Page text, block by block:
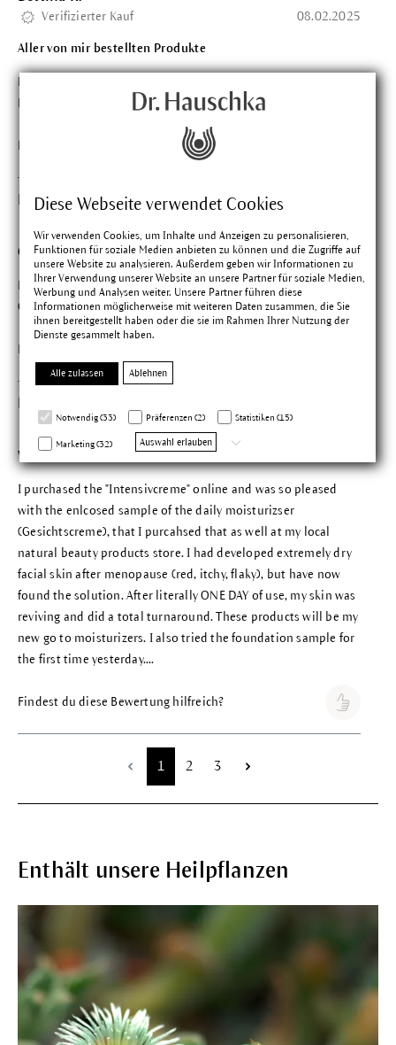
Diese Webseite verwendet Cookies
Wir verwenden Cookies, um Inhalte und Anzeigen zu personalisieren,
Funktionen für soziale Medien anbieten zu können und die Zugriffe auf
unsere Website zu analysieren. Außerdem geben wir Informationen zu
Ihrer Verwendung unserer Website an unsere Partner für soziale Medien,
Werbung und Analysen weiter. Unsere Partner führen diese
Informationen möglicherweise mit weiteren Daten zusammen, die Sie
ihnen bereitgestellt haben oder die sie im Rahmen Ihrer Nutzung der
Dienste gesammelt haben.
Alle zulassen Ablehnen
Notwendig (33) Präferenzen (2) Statistiken (15)
Marketing (32) Auswahl erlauben
Verifizierter Kauf 08.02.2025
Aller von mir bestellten Produkte
Für meine sehr empfindliche neurodermitis Haut sind die
Pflegeprodukte sehr gut geeignet
Findest du diese Bewertung hilfreich?
Martina H. Bewertung mit 5
Gesichtspflege
Habe die Creme bei meiner Neurodermitis Erkrankung im
Gesicht angewandt und bin mit dem Ergebnis sehr zufrieden.
Findest du diese Bewertung hilfreich?
Verifizierter Kauf
Very effective. Took care of my postmenopausal dry skin
I purchased the "Intensivcreme" online and was so pleased
with the enlcosed sample of the daily moisturizser
(Gesichtscreme), that I purcahsed that as well at my local
natural beauty products store. I had developed extremely dry
facial skin after menopause (red, itchy, flaky), but have now
found the solution. After literally ONE DAY of use, my skin was
reviving and did a total turnaround. These products will be my
new go to moisturizers. I also tried the foundation sample for
the first time yesterday....
Findest du diese Bewertung hilfreich?
Seite
1 Seite
2 Seite
3
Enthält unsere Heilpflanzen